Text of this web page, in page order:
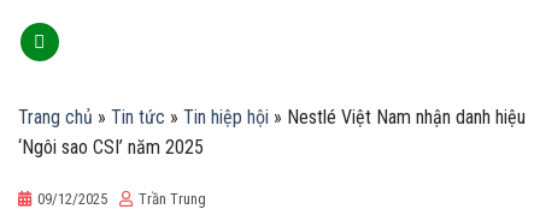
Trang chủ » Tin tức » Tin hiệp hội » Nestlé Việt Nam nhận danh hiệu
‘Ngôi sao CSI’ năm 2025
09/12/2025 Trần Trung